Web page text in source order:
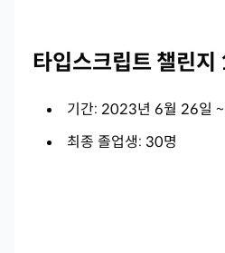
타입스크립트 챌린지
기간: 2023년 6월 26일
최종 졸업생: 30명